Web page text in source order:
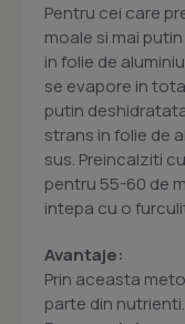
Pentru cei care
moale si mai
in folie de
se evapore in
putin
strans in folie de
sus. Preincalziti
pentru 55-60 de
intepa cu o
Avantaje:
Prin aceasta
parte din nutrienti.